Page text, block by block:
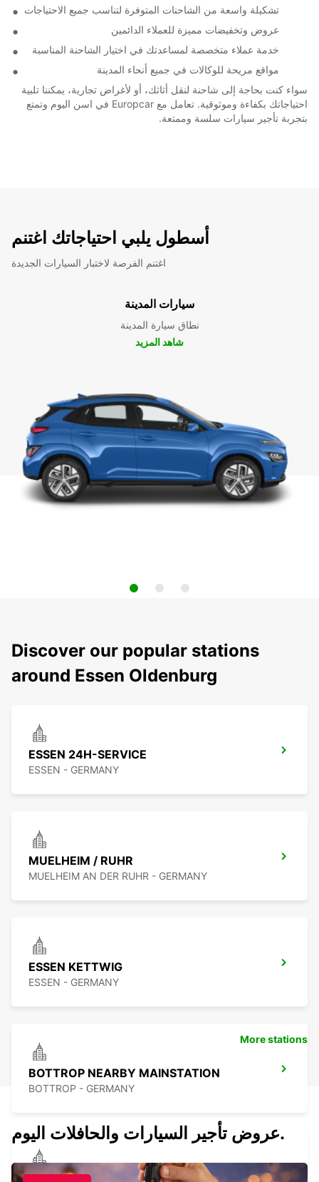
تشكيلة واسعة من الشاحنات المتوفرة لتناسب جميع الاحتياجات
عروض وتخفيضات مميزة للعملاء الدائمين
خدمة عملاء متخصصة لمساعدتك في اختيار الشاحنة المناسبة
مواقع مريحة للوكالات في جميع أنحاء المدينة
سواء كنت بحاجة إلى شاحنة لنقل أثاثك، أو لأغراض تجارية، يمكننا تلبية
احتياجاتك بكفاءة وموثوقية. تعامل مع Europcar في اسن اليوم وتمتع
بتجربة تأجير سيارات سلسة وممتعة.
أسطول يلبي احتياجاتك اغتنم
اغتنم الفرصة لاختبار السيارات الجديدة
سيارات المدينة
نطاق سيارة المدينة
شاهد المزيد
Discover our popular stations
around Essen Oldenburg
ESSEN 24H-SERVICE
ESSEN - GERMANY
MUELHEIM / RUHR
MUELHEIM AN DER RUHR - GERMANY
ESSEN KETTWIG
ESSEN - GERMANY
BOTTROP NEARBY MAINSTATION
BOTTROP - GERMANY
More stations
عروض تأجير السيارات والحافلات اليوم.